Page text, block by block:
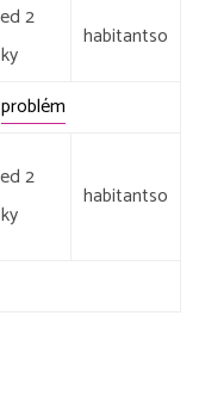
2
habitantso
problém
2
habitantso